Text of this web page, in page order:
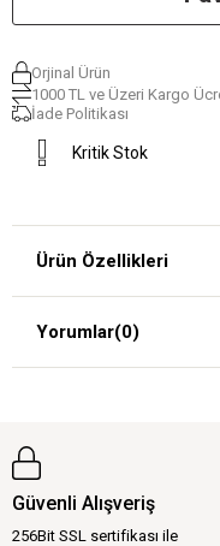
Orjinal Ürün
1000 TL ve Üzeri Kargo
İade Politikası
Kritik Stok
Ürün Özellikleri
Yorumlar(0)
Güvenli Alışveriş
256Bit SSL sertifikası ile